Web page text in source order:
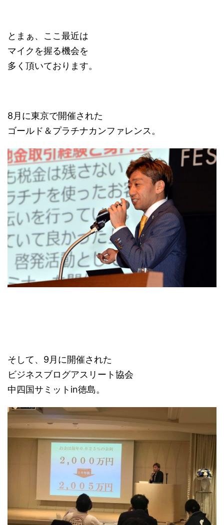
とまぁ、ここ最近は
マイクを握る機会を
多く頂いております。
8月に東京で開催された
ゴールド＆プラチナカンファレンス。
そして、9月に開催された
ビジネスブログアスリート協会
中四国サミットin徳島。